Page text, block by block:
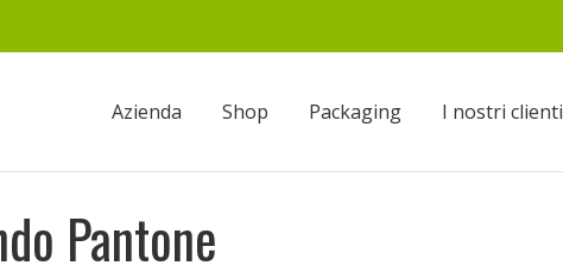
Azienda Shop Packaging I nostri clienti
Pantone